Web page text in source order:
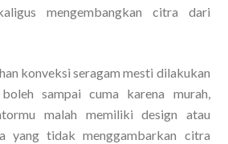
mengembangkan citra dari
konveksi seragam mesti dilakukan
sampai cuma karena murah,
malah memiliki design atau
yang tidak menggambarkan citra